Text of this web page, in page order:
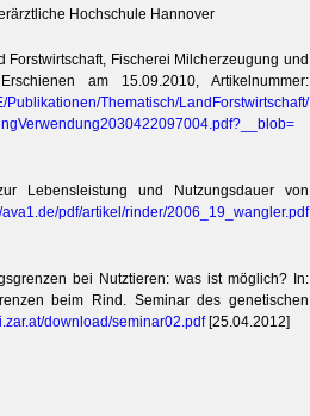
Hochschule Hannover
Forstwirtschaft, Fischerei Milcherzeugung und
am 15.09.2010, Artikelnummer:
Publikationen/Thematisch/LandForstwirtschaft/
dung2030422097004.pdf? __blob=
Lebensleistung und Nutzungsdauer von
/ava1.de/pdf/artikel/rinder/2006_19_wangler.pdf
bei Nutztieren: was ist möglich? In:
beim Rind. Seminar des genetischen
download/seminar02.pdf[25.04.2012]